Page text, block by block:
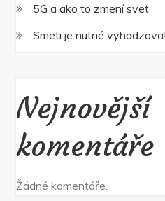
5G a ako to zmení svet
Smeti je nutné
Nejnovější
komentáře
Žádné komentáře.